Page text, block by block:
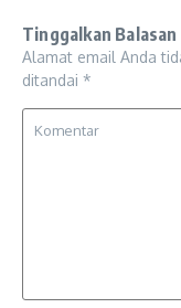
Tinggalkan Balasan
Alamat email Anda
ditandai *